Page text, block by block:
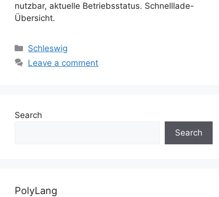
nutzbar, aktuelle Betriebsstatus. Schnelllade-
Übersicht.
Categories
Schleswig
Leave a comment
Search
Search
PolyLang